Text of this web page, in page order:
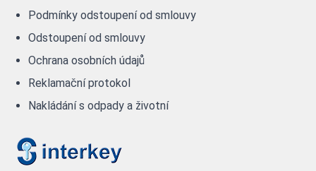
Podmínky odstoupení od smlouvy
Odstoupení od smlouvy
Ochrana osobních údajů
Reklamační protokol
Nakládání s odpady a životní